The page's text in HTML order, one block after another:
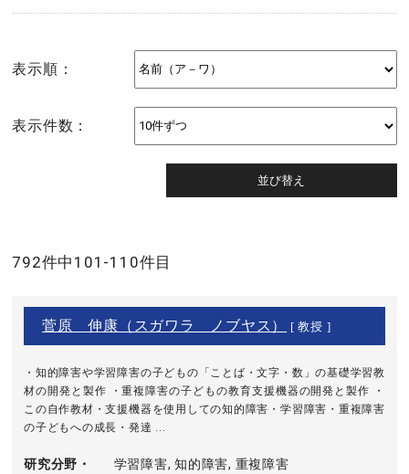
表示順：
表示件数：
792件中101-110件目
菅原 伸康（スガワラ ノブヤス） [ 教授 ]
・知的障害や学習障害の子どもの「ことば・文字・数」の基礎学習教
材の開発と製作 ・重複障害の子どもの教育支援機器の開発と製作 ・
この自作教材・支援機器を使用しての知的障害・学習障害・重複障害
の子どもへの成長・発達 ...
研究分野・
学習障害, 知的障害, 重複障害